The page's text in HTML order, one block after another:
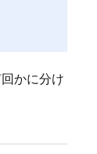
かに分け